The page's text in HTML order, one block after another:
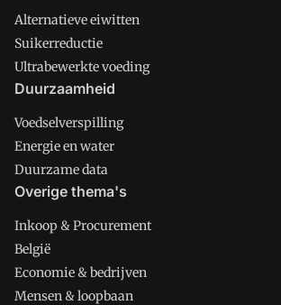
Alternatieve eiwitten
Suikerreductie
Ultrabewerkte voeding
Duurzaamheid
Voedselverspilling
Energie en water
Duurzame data
Overige thema's
Inkoop & Procurement
België
Economie & bedrijven
Mensen & loopbaan